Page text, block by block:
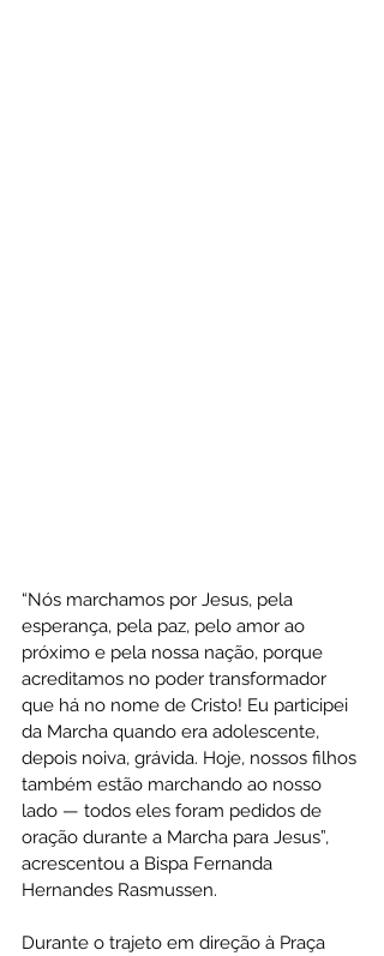
“Nós marchamos por Jesus, pela
esperança, pela paz, pelo amor ao
próximo e pela nossa nação, porque
acreditamos no poder transformador
que há no nome de Cristo! Eu participei
da Marcha quando era adolescente,
depois noiva, grávida. Hoje, nossos filhos
também estão marchando ao nosso
lado — todos eles foram pedidos de
oração durante a Marcha para Jesus”,
acrescentou a Bispa Fernanda
Hernandes Rasmussen.
Durante o trajeto em direção à Praça